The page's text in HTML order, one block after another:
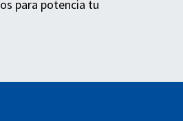
para potencia tu